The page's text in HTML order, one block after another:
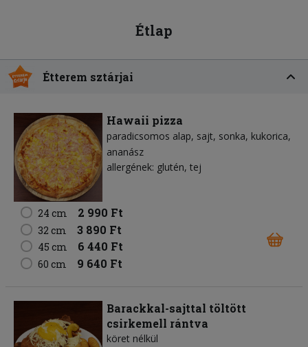
Étlap
Étterem sztárjai
Hawaii pizza
paradicsomos alap sajt sonka kukorica
ananász
allergének: glutén, tej
24 cm 2 990 Ft
32 cm 3 890 Ft
45 cm 6 440 Ft
60 cm 9 640 Ft
Barackkal-sajttal töltött
csirkemell rántva
köret nélkül